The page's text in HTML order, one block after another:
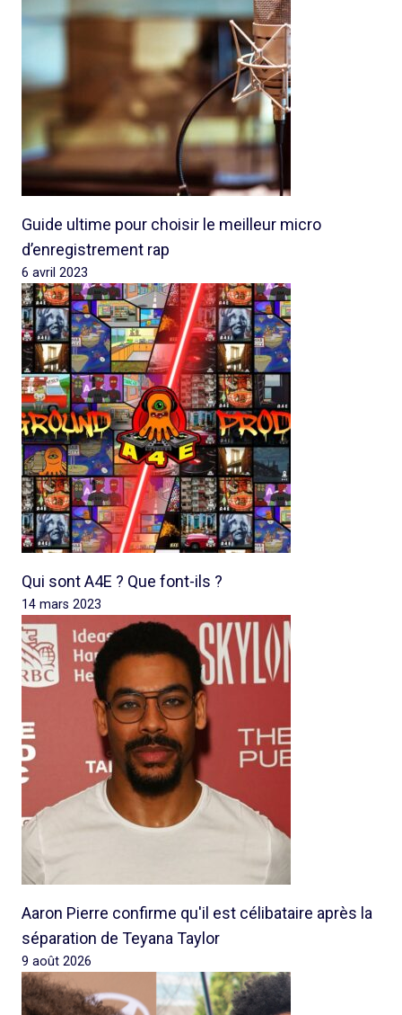
Guide ultime pour choisir le meilleur micro
d’enregistrement rap
6 avril 2023
Qui sont A4E ? Que font-ils ?
14 mars 2023
Aaron Pierre confirme qu'il est célibataire après la
séparation de Teyana Taylor
9 août 2026